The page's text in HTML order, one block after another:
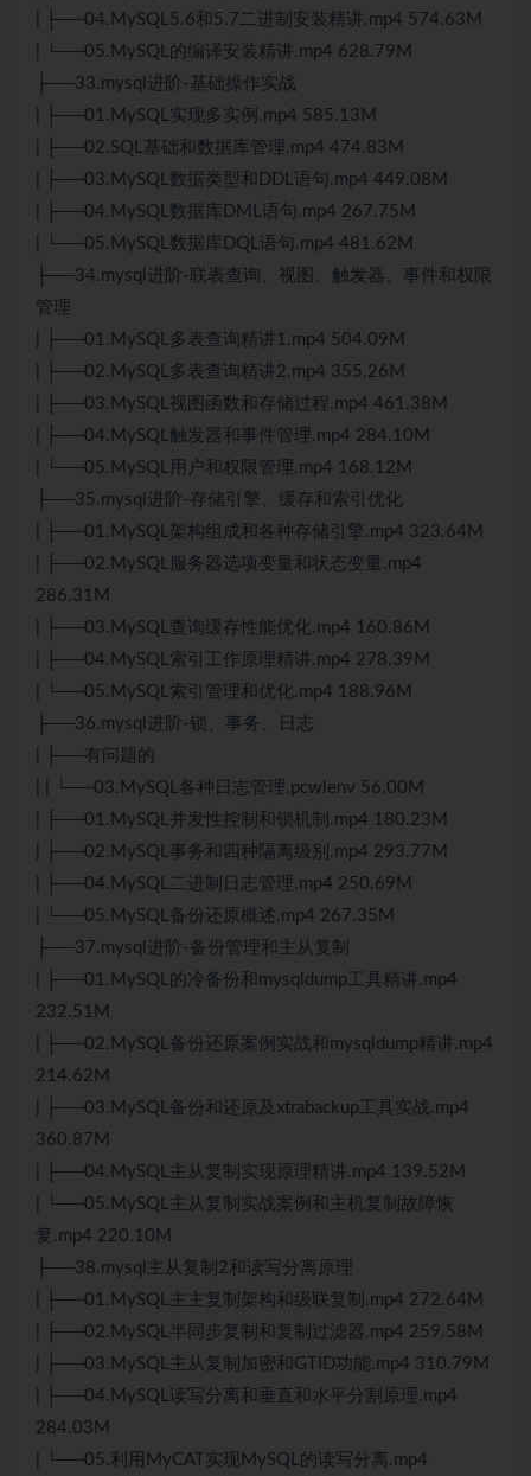
| ├──04.MySQL5.6和5.7二进制安装精讲.mp4 574.63M
| └──05.MySQL的编译安装精讲.mp4 628.79M
├──33.mysql进阶-基础操作实战
| ├──01.MySQL实现多实例.mp4 585.13M
| ├──02.SQL基础和数据库管理.mp4 474.83M
| ├──03.MySQL数据类型和DDL语句.mp4 449.08M
| ├──04.MySQL数据库DML语句.mp4 267.75M
| └──05.MySQL数据库DQL语句.mp4 481.62M
├──34.mysql进阶-联表查询、视图、触发器、事件和权限
管理
| ├──01.MySQL多表查询精讲1.mp4 504.09M
| ├──02.MySQL多表查询精讲2.mp4 355.26M
| ├──03.MySQL视图函数和存储过程.mp4 461.38M
| ├──04.MySQL触发器和事件管理.mp4 284.10M
| └──05.MySQL用户和权限管理.mp4 168.12M
├──35.mysql进阶-存储引擎、缓存和索引优化
| ├──01.MySQL架构组成和各种存储引擎.mp4 323.64M
| ├──02.MySQL服务器选项变量和状态变量.mp4
286.31M
| ├──03.MySQL查询缓存性能优化.mp4 160.86M
| ├──04.MySQL索引工作原理精讲.mp4 278.39M
| └──05.MySQL索引管理和优化.mp4 188.96M
├──36.mysql进阶-锁、事务、日志
| ├──有问题的
| | └──03.MySQL各种日志管理.pcwlenv 56.00M
| ├──01.MySQL并发性控制和锁机制.mp4 180.23M
| ├──02.MySQL事务和四种隔离级别.mp4 293.77M
| ├──04.MySQL二进制日志管理.mp4 250.69M
| └──05.MySQL备份还原概述.mp4 267.35M
├──37.mysql进阶-备份管理和主从复制
| ├──01.MySQL的冷备份和mysqldump工具精讲.mp4
232.51M
| ├──02.MySQL备份还原案例实战和mysqldump精讲.mp4
214.62M
| ├──03.MySQL备份和还原及xtrabackup工具实战.mp4
360.87M
| ├──04.MySQL主从复制实现原理精讲.mp4 139.52M
| └──05.MySQL主从复制实战案例和主机复制故障恢
复.mp4 220.10M
├──38.mysql主从复制2和读写分离原理
| ├──01.MySQL主主复制架构和级联复制.mp4 272.64M
| ├──02.MySQL半同步复制和复制过滤器.mp4 259.58M
| ├──03.MySQL主从复制加密和GTID功能.mp4 310.79M
| ├──04.MySQL读写分离和垂直和水平分割原理.mp4
284.03M
| └──05.利用MyCAT实现MySQL的读写分离.mp4